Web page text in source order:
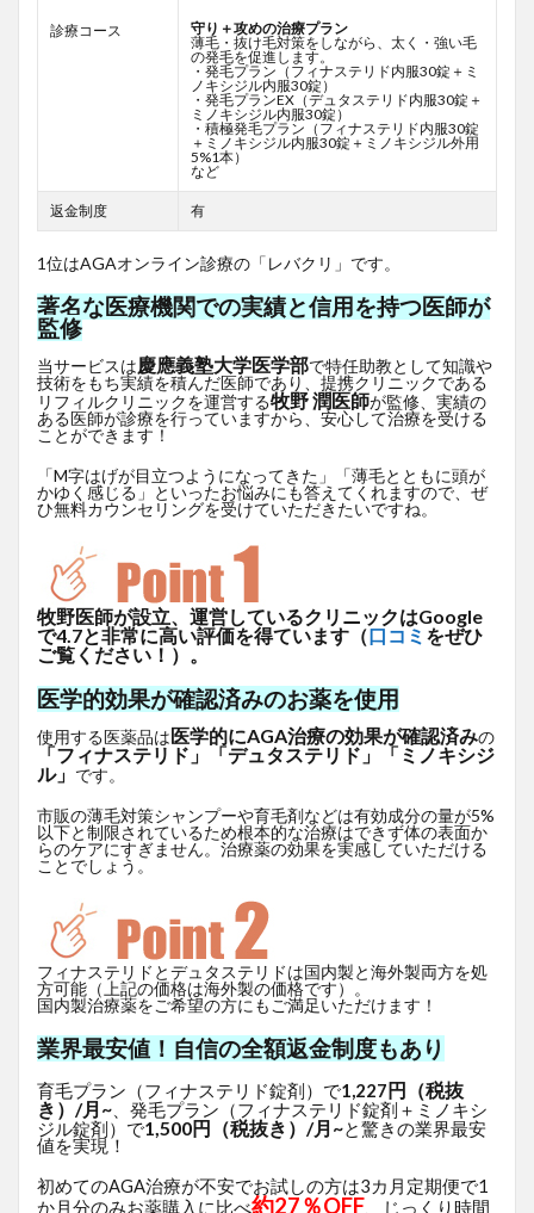
診療コース
守り＋攻めの治療プラン
薄毛・抜け毛対策をしながら、太く・強い毛
の発毛を促進します。
・発毛プラン（フィナステリド内服30錠＋ミ
ノキシジル内服30錠）
・発毛プランEX（デュタステリド内服30錠＋
ミノキシジル内服30錠）
・積極発毛プラン（フィナステリド内服30錠
＋ミノキシジル内服30錠＋ミノキシジル外用
5%1本）
など
返金制度 有
1位はAGAオンライン診療の「レバクリ」です。
著名な医療機関での実績と信用を持つ医師が
監修
当サービスは慶應義塾大学医学部で特任助教として知識や
技術をもち実績を積んだ医師であり、提携クリニックである
リフィルクリニックを運営する牧野 潤医師が監修、実績の
ある医師が診療を行っていますから、安心して治療を受ける
ことができます！
「M字はげが目立つようになってきた」「薄毛とともに頭が
かゆく感じる」といったお悩みにも答えてくれますので、ぜ
ひ無料カウンセリングを受けていただきたいですね。
牧野医師が設立、運営しているクリニックはGoogle
で4.7と非常に高い評価を得ています（口コミ をぜひ
ご覧ください！）。
医学的効果が確認済みのお薬を使用
使用する医薬品は医学的にAGA治療の効果が確認済みの
「フィナステリド」「デュタステリド」「ミノキシジ
ル」 です。
市販の薄毛対策シャンプーや育毛剤などは有効成分の量が5%
以下と制限されているため根本的な治療はできず体の表面か
らのケアにすぎません。治療薬の効果を実感していただける
ことでしょう。
フィナステリドとデュタステリドは国内製と海外製両方を処
方可能（上記の価格は海外製の価格です）。
国内製治療薬をご希望の方にもご満足いただけます！
業界最安値！自信の全額返金制度もあり
育毛プラン（フィナステリド錠剤）で1,227円（税抜
き）/月~ 、発毛プラン（フィナステリド錠剤＋ミノキシ
ジル錠剤）で1,500円（税抜き）/月~と驚きの業界最安
値を実現！
初めてのAGA治療が不安でお試しの方は3カ月定期便で1
か月分のみお薬購入に比べ約27％OFF 、じっくり時間